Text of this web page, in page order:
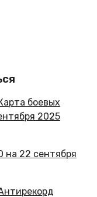
на 22 сентября